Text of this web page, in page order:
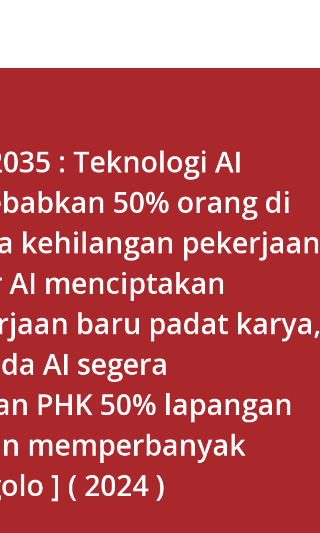
: Teknologi AI
50% orang di
kehilangan pekerjaan
menciptakan
baru padat karya,
AI segera
PHK 50% lapangan
memperbanyak
] ( 2024 )